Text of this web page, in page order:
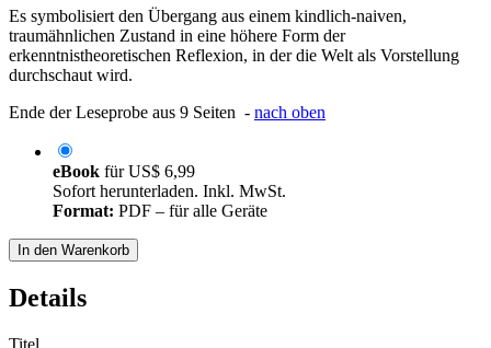
Es symbolisiert den Übergang aus einem kindlich-naiven,
traumähnlichen Zustand in eine höhere Form der
erkenntnistheoretischen Reflexion, in der die Welt als Vorstellung
durchschaut wird.
Ende der Leseprobe aus 9 Seiten - nach oben
eBook fürUS$ 6,99
Sofort herunterladen. Inkl. MwSt.
Format: PDF – für alle Geräte
In den Warenkorb
Details